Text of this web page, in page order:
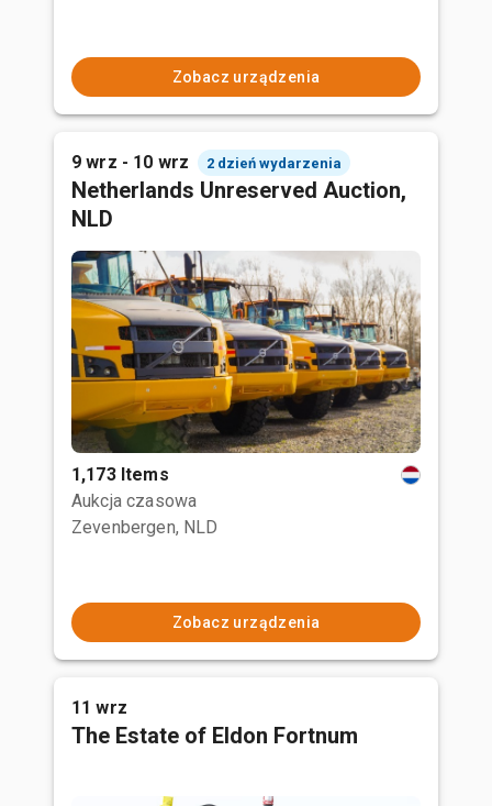
Zobacz urządzenia
9 wrz - 10 wrz 2 dzień wydarzenia
Netherlands Unreserved Auction,
NLD
1,173 Items
Aukcja czasowa
Zevenbergen, NLD
Zobacz urządzenia
11 wrz
The Estate of Eldon Fortnum